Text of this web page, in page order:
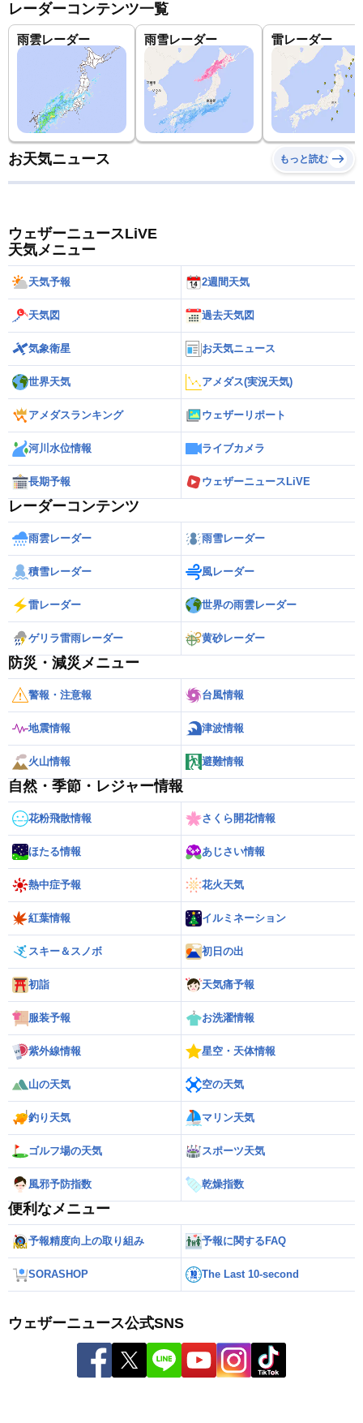
レーダーコンテンツ一覧
雨雲レーダー 雨雪レーダー 雷レーダー
お天気ニュース もっと読む
ウェザーニュースLiVE
天気メニュー
天気予報 2週間天気
天気図 過去天気図
気象衛星 お天気ニュース
世界天気 アメダス(実況天気)
アメダスランキング ウェザーリポート
河川水位情報 ライブカメラ
長期予報 ウェザーニュースLiVE
レーダーコンテンツ
雨雲レーダー 雨雪レーダー
積雪レーダー 風レーダー
雷レーダー 世界の雨雲レーダー
ゲリラ雷雨レーダー 黄砂レーダー
防災・減災メニュー
警報・注意報 台風情報
地震情報 津波情報
火山情報 避難情報
自然・季節・レジャー情報
花粉飛散情報 さくら開花情報
ほたる情報 あじさい情報
熱中症予報 花火天気
紅葉情報 イルミネーション
スキー＆スノボ 初日の出
初詣 天気痛予報
服装予報 お洗濯情報
紫外線情報 星空・天体情報
山の天気 空の天気
釣り天気 マリン天気
ゴルフ場の天気 スポーツ天気
風邪予防指数 乾燥指数
便利なメニュー
予報精度向上の取り組み 予報に関するFAQ
SORASHOP The Last 10-second
ウェザーニュース公式SNS